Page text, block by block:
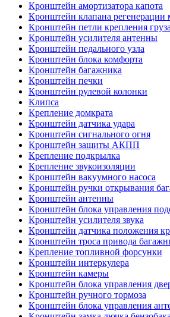
Кронштейн амортизатора капота
Кронштейн клапана регенерации
Кронштейн петли крепления груза
Кронштейн усилителя антенны
Кронштейн педального узла
Кронштейн блока комфорта
Кронштейн багажника
Кронштейн печки
Кронштейн рулевой колонки
Клипса
Крепление домкрата
Кронштейн датчика удара
Кронштейн сигнального огня
Кронштейн защиты АКПП
Крепление подкрылка
Крепление звукоизоляции
Кронштейн вакуумного насоса
Кронштейн ручки открывания
Кронштейн антенны
Кронштейн блока управления
Кронштейн усилителя звука
Кронштейн датчика положения
Кронштейн троса привода
Крепление топливной форсунки
Кронштейн интеркулера
Кронштейн камеры
Кронштейн блока управления
Кронштейн ручного тормоза
Кронштейн блока управления